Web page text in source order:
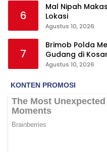
6
Mal Nipah
Lokasi
Agustus 10, 2026
7
Brimob Polda
Gudang di
Agustus 10, 2026